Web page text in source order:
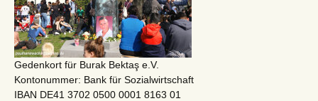
Gedenkort für Burak Bektaş e.V.
Kontonummer: Bank für Sozialwirtschaft
IBAN DE41 3702 0500 0001 8163 01